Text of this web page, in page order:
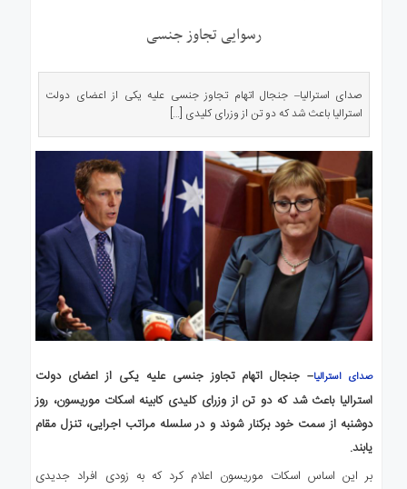
رسوایی تجاوز جنسی
صدای استرالیا– جنجال اتهام تجاوز جنسی علیه یکی از اعضای دولت
استرالیا باعث شد که دو تن از وزرای کلیدی […]
صدای استرالیا– جنجال اتهام تجاوز جنسی علیه یکی از اعضای دولت
استرالیا باعث شد که دو تن از وزرای کلیدی کابینه اسکات موریسون، روز
دوشنبه از سمت خود برکنار شوند و در سلسله مراتب اجرایی، تنزل مقام
یابند.
بر این اساس اسکات موریسون اعلام کرد که به زودی افراد جدیدی